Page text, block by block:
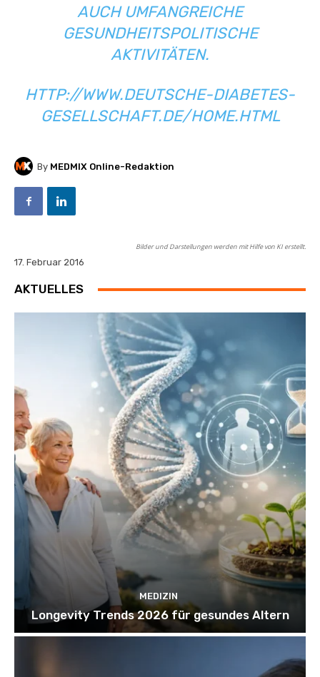
UCH UMFANGREICHE G
ESUNDHEITSPOLITISCHE A
KTIVITÄTEN.
HTTP://WWW.DEUTSCHE-DIABETES-
GESELLSCHAFT.DE/HOME.HTML
By MEDMIX Online-Redaktion
Bilder und Darstellungen werden mit Hilfe von KI erstellt.
17. Februar 2016
AKTUELLES
MEDIZIN
Longevity Trends 2026 für gesundes Altern